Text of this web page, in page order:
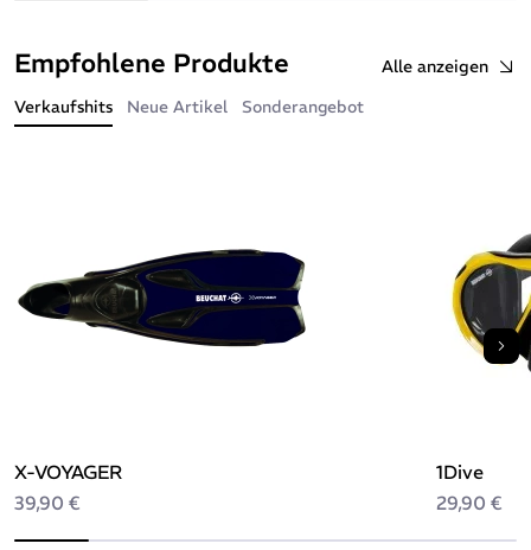
Empfohlene Produkte
Alle anzeigen
Verkaufshits
Neue Artikel Sonderangebot
X-VOYAGER
39,90 €
1Dive
29,90 €